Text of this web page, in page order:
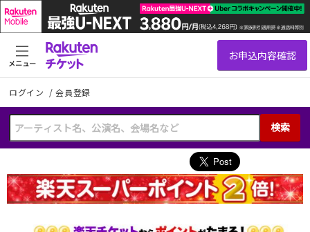
ログイン /会員登録
検索
メニュー